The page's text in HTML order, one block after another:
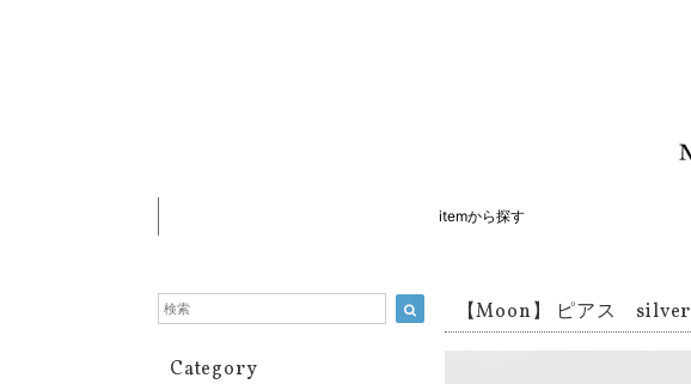
itemから探す
Category
【Moon】 ピアス silver